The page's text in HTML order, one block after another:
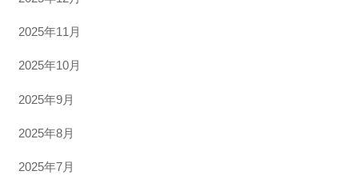
2025年11月
2025年10月
2025年9月
2025年8月
2025年7月